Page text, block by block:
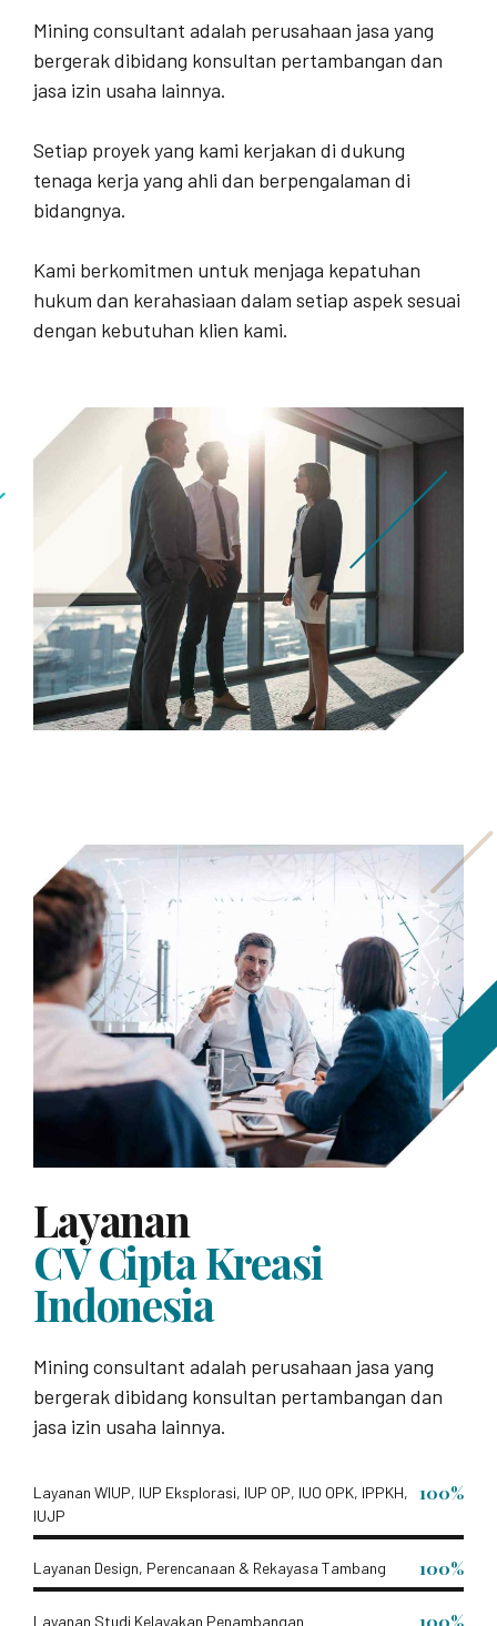
Mining consultant adalah perusahaan jasa yang
bergerak dibidang konsultan pertambangan dan
jasa izin usaha lainnya.
Setiap proyek yang kami kerjakan di dukung
tenaga kerja yang ahli dan berpengalaman di
bidangnya.
Kami berkomitmen untuk menjaga kepatuhan
hukum dan kerahasiaan dalam setiap aspek sesuai
dengan kebutuhan klien kami.
Layanan
CV Cipta Kreasi
Indonesia
Mining consultant adalah perusahaan jasa yang
bergerak dibidang konsultan pertambangan dan
jasa izin usaha lainnya.
Layanan WIUP, IUP Eksplorasi, IUP OP, IUO OPK, IPPKH,
IUJP
100%
Layanan Design, Perencanaan & Rekayasa Tambang 100%
Layanan Studi Kelayakan Penambangan 100%